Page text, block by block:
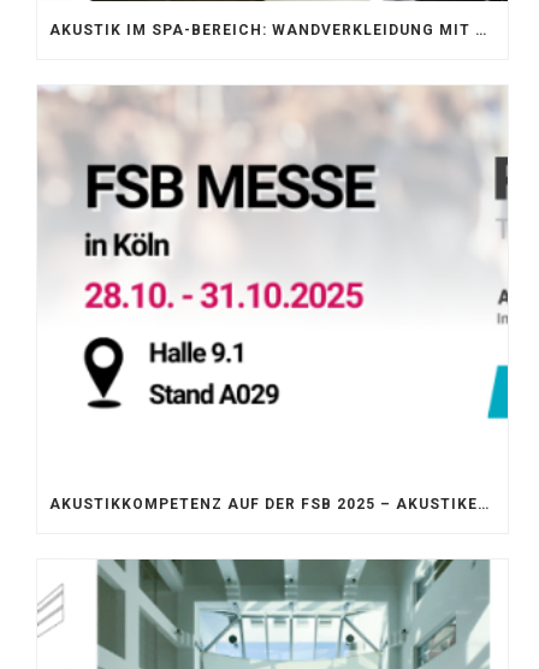
AKUSTIK IM SPA-BEREICH: WANDVERKLEIDUNG MIT SILENTPROTECT CORE
AKUSTIKKOMPETENZ AUF DER FSB 2025 – AKUSTIKELEMENTE FÜR DIE LEBENSRÄUME VON MORGEN